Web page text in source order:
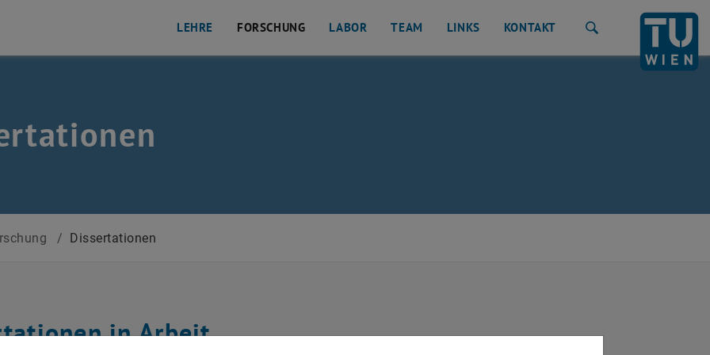
LEHRE FORSCHUNG LABOR TEAM LINKS KONTAKT
/ Dissertationen
in Arbeit